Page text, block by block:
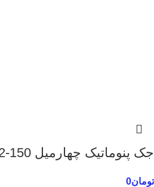
جک پنوماتیک چهارمیل 150-32
تومان0